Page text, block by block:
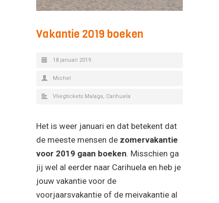
Vakantie 2019 boeken
18 januari 2019
Michel
Vliegtickets Malaga, Carihuela
Het is weer januari en dat betekent dat
de meeste mensen de zomervakantie
voor 2019 gaan boeken. Misschien ga
jij wel al eerder naar Carihuela en heb je
jouw vakantie voor de
voorjaarsvakantie of de meivakantie al